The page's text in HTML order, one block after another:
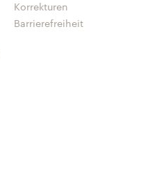
Korrekturen
Barrierefreiheit